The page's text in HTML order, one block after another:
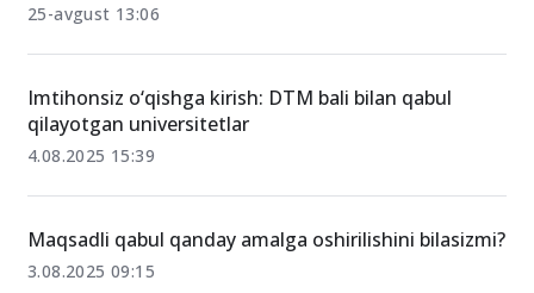
25-avgust 13:06
Imtihonsiz o‘qishga kirish: DTM bali bilan qabul
qilayotgan universitetlar
4.08.2025 15:39
Maqsadli qabul qanday amalga oshirilishini bilasizmi?
3.08.2025 09:15